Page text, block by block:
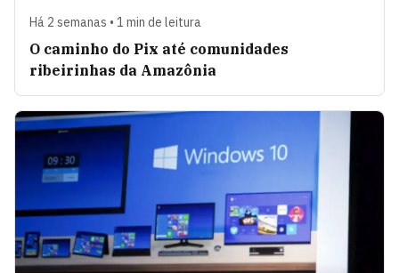
Há 2 semanas • 1 min de leitura
O caminho do Pix até comunidades
ribeirinhas da Amazônia